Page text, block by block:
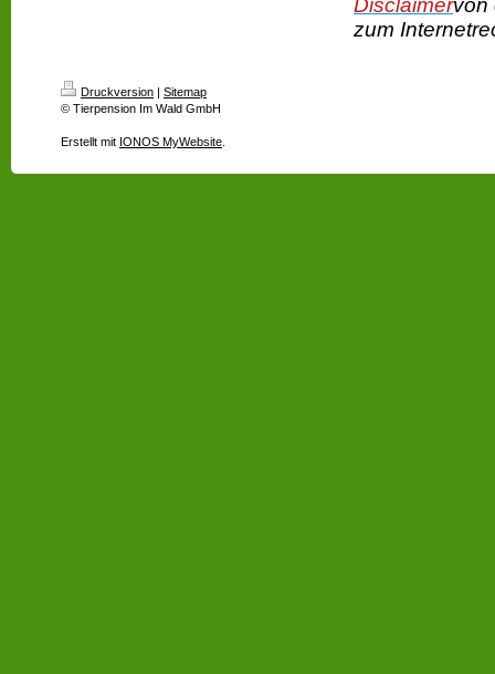
Disclaimervon
zum
Druckversion | Sitemap
© Tierpension Im Wald GmbH
Erstellt mit IONOS MyWebsite